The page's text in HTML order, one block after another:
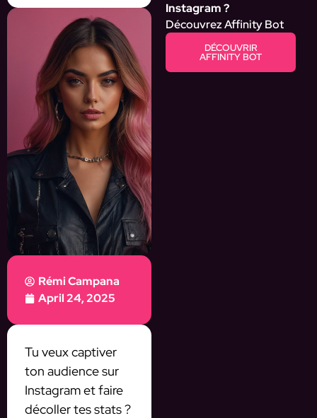
Rémi Campana
April 24, 2025
Tu veux captiver
ton audience sur
Instagram et faire
décoller tes stats ?
Instagram ?
Découvrez Affinity Bot
DÉCOUVRIR
AFFINITY BOT